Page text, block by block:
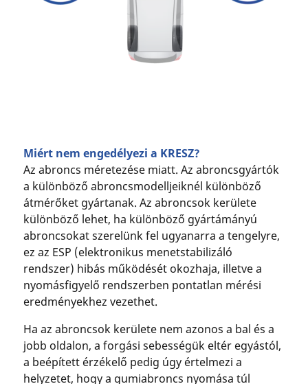
Miért nem engedélyezi a KRESZ?
Az abroncs méretezése miatt. Az abroncsgyártók
a különböző abroncsmodelljeiknél különböző
átmérőket gyártanak. Az abroncsok kerülete
különböző lehet, ha különböző gyártámányú
abroncsokat szerelünk fel ugyanarra a tengelyre,
ez az ESP (elektronikus menetstabilizáló
rendszer) hibás működését okozhaja, illetve a
nyomásfigyelő rendszerben pontatlan mérési
eredményekhez vezethet.
Ha az abroncsok kerülete nem azonos a bal és a
jobb oldalon, a forgási sebességük eltér egyástól,
a beépített érzékelő pedig úgy értelmezi a
helyzetet, hogy a gumiabroncs nyomása túl